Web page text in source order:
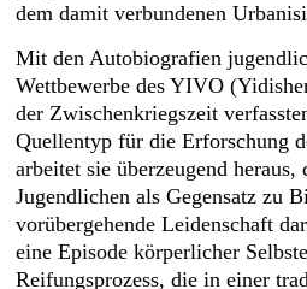
dem damit verbundenen
Mit den Autobiografien
Wettbewerbe des YIVO
der Zwischenkriegszeit
Quellentyp für die Erforschung
arbeitet sie überzeugend
Jugendlichen als Gegensatz zu
vorübergehende Leidenschaft
eine Episode körperlicher
Reifungsprozess, die in einer